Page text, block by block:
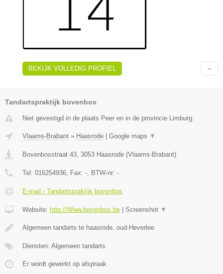
BEKIJK VOLLEDIG PROFIEL
Tandartspraktijk bovenbos
Niet gevestigd in de plaats Peer en in de provincie Limburg.
Vlaams-Brabant » Haasrode | Google maps ▼
Bovenbosstraat 43 3053 Haasrode (Vlaams-Brabant)
Tel: 016254936 , Fax: - , BTW-nr: -
E-mail › Tandartspraktijk bovenbos
Website: http://Www.bovenbos.be | Screenshot ▼
Algemeen tandarts te haasrode, oud-Heverlee
Diensten: Algemeen tandarts
Er wordt gewerkt op afspraak.